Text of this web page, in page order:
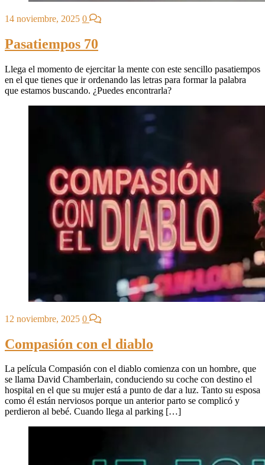
14 noviembre, 2025 0
Pasatiempos 70
Llega el momento de ejercitar la mente con este sencillo pasatiempos
en el que tienes que ir ordenando las letras para formar la palabra
que estamos buscando. ¿Puedes encontrarla?
12 noviembre, 2025 0
Compasión con el diablo
La película Compasión con el diablo comienza con un hombre, que
se llama David Chamberlain, conduciendo su coche con destino el
hospital en el que su mujer está a punto de dar a luz. Tanto su esposa
como él están nerviosos porque un anterior parto se complicó y
perdieron al bebé. Cuando llega al parking […]